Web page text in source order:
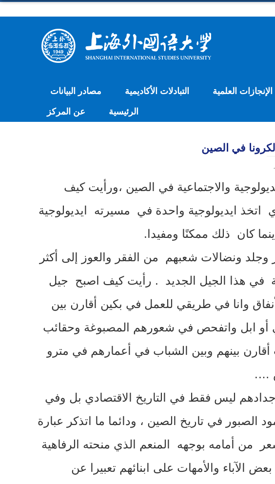
مصادر البيانات التبادلات الأكاديمية الإنجازات العلمية
عن المركز الرئيسية
في الصين
والاجتماعية في الصين ،ورأيت كيف
ايديولوجية واحدة في مسيرته ايديولوجية
كان ذلك ممكنًا ومفيدا .
ونضالات شعبهم من الفقر والعوز إلى أكثر
في هذا الجيل الجديد . رأيت كيف اصبح جيل
وانا في طريقي للعمل في بكين أقارن بين
أو ابل واتفحص في شعورهم المصبوغة وحقائب
أقارن بينهم وبين الشباب في أعمارهم في مترو
…
.
ليس فقط في التاريخ الاقتصادي بل وفي
الصبور في تاريخ الصين ، ودائما ما اتذكر عبارة
من أمامه بوجهه المنعم الذي منحته الرفاهية
الآباء والأمهات على ابنائهم تعبيرا عن